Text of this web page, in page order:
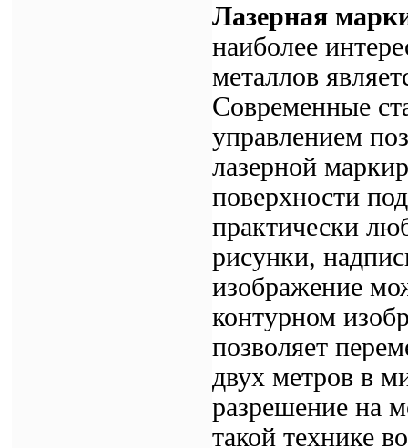
Лазерная
наиболее
металлов
Современные
управлением
лазерной
поверхности
практически
рисунки,
изображение
контурном
позволяет
двух метров в
разрешение на
такой технике